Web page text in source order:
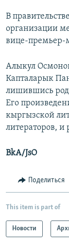
ТОҶИКӢ
TÜRKMENÇE
Все сайты
В
организации
вице-премьер-
Алыкул Осмонов
Капталарык
лишившись
Его
кыргызской
литераторов,
BkA/JsO
Поделиться
This item is part of
Новости